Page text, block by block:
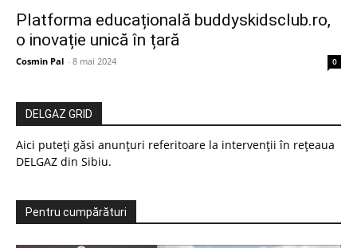
Platforma educațională buddyskidsclub.ro,
o inovație unică în țară
Cosmin Pal - 8 mai 2024 0
DELGAZ GRID
Aici puteți găsi anunțuri referitoare la intervenții în rețeaua
DELGAZ din Sibiu.
Pentru cumpărături